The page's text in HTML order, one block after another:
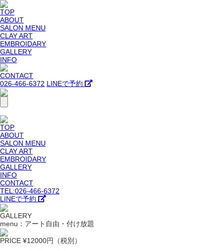
TOP
ABOUT
SALON MENU
CLAY ART
EMBROIDARY
GALLERY
INFO
CONTACT
026-466-6372 LINEで予約
TOP
ABOUT
SALON MENU
CLAY ART
EMBROIDARY
GALLERY
INFO
CONTACT
TEL:026-466-6372
LINEで予約
GALLERY
menu：アート自由・付け放題
PRICE ¥12000円（税別）